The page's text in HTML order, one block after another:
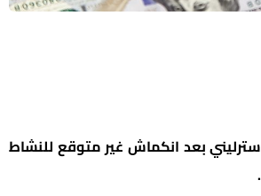
بعد انكماش غير متوقع للنشاط